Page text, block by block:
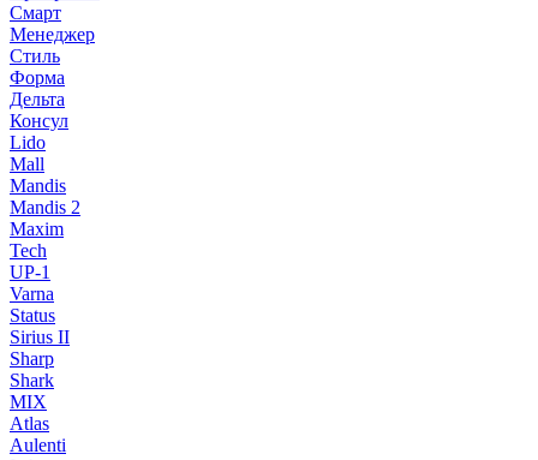
Смарт
Менеджер
Стиль
Форма
Дельта
Консул
Lido
Mall
Mandis
Mandis 2
Maxim
Tech
UP-1
Varna
Status
Sirius II
Sharp
Shark
MIX
Atlas
Aulenti